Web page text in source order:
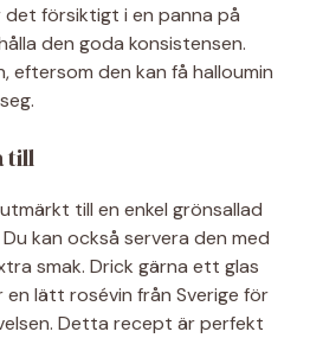
det försiktigt i en panna på
den goda konsistensen.
eftersom den kan få halloumin
till
till en enkel grönsallad
kan också servera den med
smak. Drick gärna ett glas
lätt rosévin från Sverige för
Detta recept är perfekt